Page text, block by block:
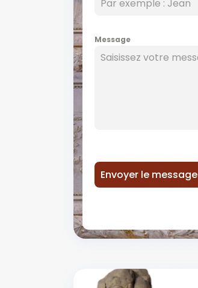
Message
Envoyer le message